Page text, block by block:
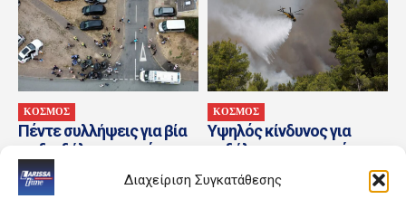
Διαχείριση Συγκατάθεσης
ΚΟΣΜΟΣ
Πέντε συλλήψεις για βία
σε διαδήλωση κατά των
μεταναστών στην
ανατολική Αγγλία
ΚΟΣΜΟΣ
Υψηλός κίνδυνος για
εκδήλωση πυρκαγιάς
αύριο (8/8) σε Κρήτη και
Βόρειο Αιγαίο